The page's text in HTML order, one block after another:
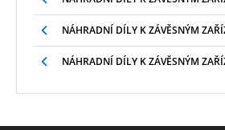
NÁHRADNÍ DÍLY K ZÁVĚSNÝM
NÁHRADNÍ DÍLY K ZÁVĚSNÝM